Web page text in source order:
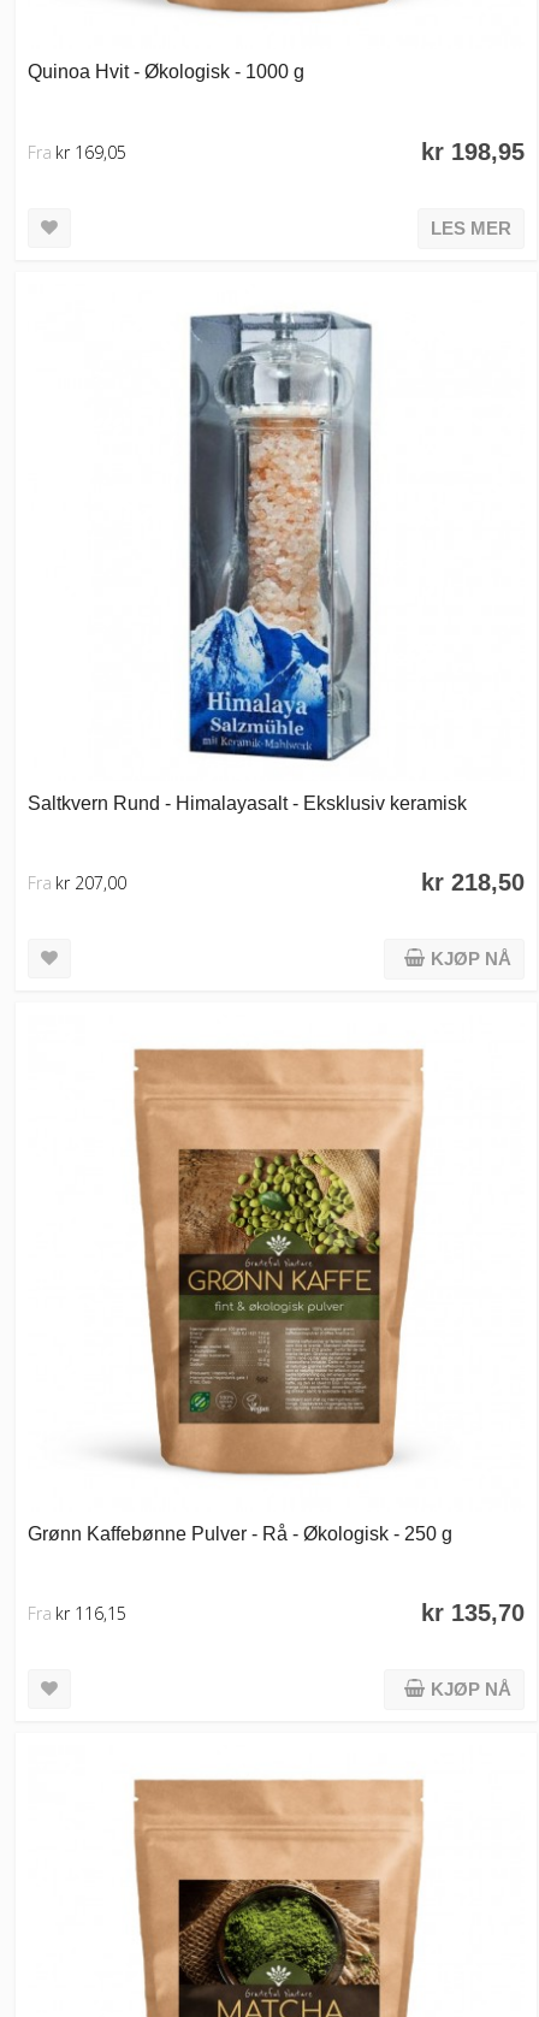
Quinoa Hvit - Økologisk - 1000 g
kr 198,95
Fra kr 169,05
LES MER
Saltkvern Rund - Himalayasalt - Eksklusiv keramisk
kr 218,50
Fra kr 207,00
KJØP NÅ
Grønn Kaffebønne Pulver - Rå - Økologisk - 250 g
kr 135,70
Fra kr 116,15
KJØP NÅ